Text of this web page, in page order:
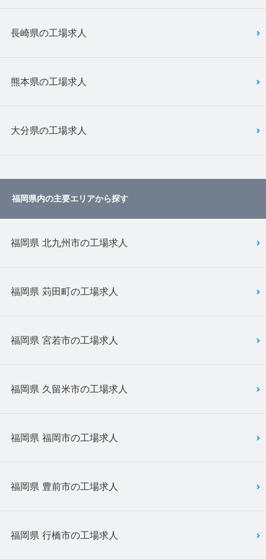
長崎県の工場求人
熊本県の工場求人
大分県の工場求人
福岡県内の主要エリアから探す
福岡県 北九州市の工場求人
福岡県 苅田町の工場求人
福岡県 宮若市の工場求人
福岡県 久留米市の工場求人
福岡県 福岡市の工場求人
福岡県 豊前市の工場求人
福岡県 行橋市の工場求人